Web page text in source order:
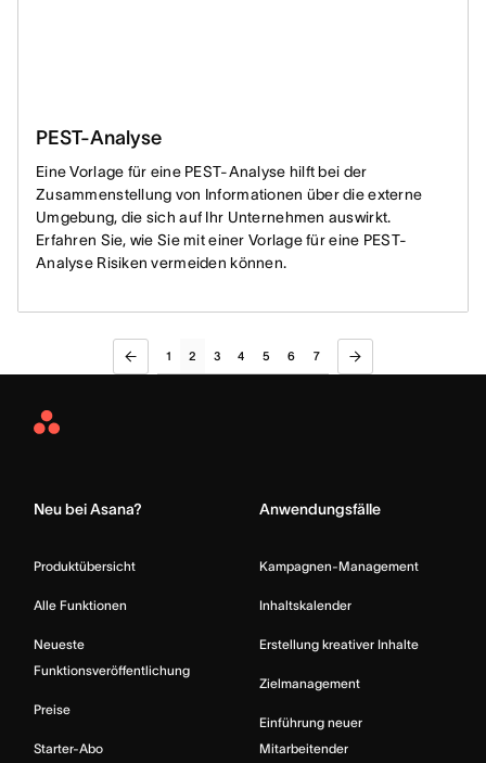
PEST-Analyse
Eine Vorlage für eine PEST-Analyse hilft bei der
Zusammenstellung von Informationen über die externe
Umgebung, die sich auf Ihr Unternehmen auswirkt.
Erfahren Sie, wie Sie mit einer Vorlage für eine PEST-
Analyse Risiken vermeiden können.
1 2 3 4 5 6 7
Asana
Neu bei Asana?
Produktübersicht
Alle Funktionen
Neueste
Funktionsveröffentlichung
Preise
Starter-Abo
Anwendungsfälle
Kampagnen-Management
Inhaltskalender
Erstellung kreativer Inhalte
Zielmanagement
Einführung neuer
Mitarbeitender